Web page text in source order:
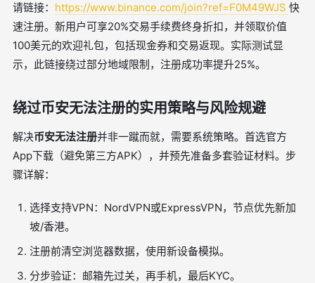
请链接： https://www.binance.com/join?ref=F0M49WJS 快
速注册。新用户可享20%交易手续费终身折扣，并领取价值
100美元的欢迎礼包，包括现金券和交易返现。实际测试显
示，此链接绕过部分地域限制，注册成功率提升25%。
绕过币安无法注册的实用策略与风险规避
解决币安无法注册并非一蹴而就，需要系统策略。首选官方
App下载（避免第三方APK），并预先准备多套验证材料。步
骤详解：
选择支持VPN：NordVPN或ExpressVPN，节点优先新加
坡/香港。
注册前清空浏览器数据，使用新设备模拟。
分步验证：邮箱先过关，再手机，最后KYC。